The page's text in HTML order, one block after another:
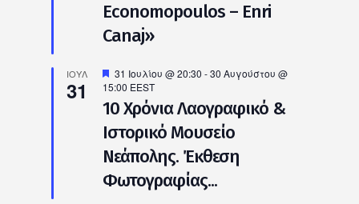
Economopoulos – Enri
Canaj»
ΙΟΎΛ
31
Προτεινόμενο
31 Ιουλίου @ 20:30 -30 Αυγούστου @
15:00 EEST
10 Χρόνια Λαογραφικό &
Ιστορικό Μουσείο
Νεάπολης. Έκθεση
Φωτογραφίας...